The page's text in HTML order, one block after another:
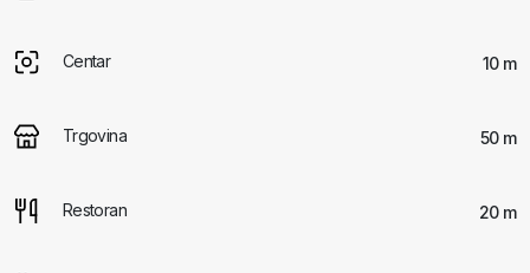
Centar 10 m
Trgovina 50 m
Restoran 20 m